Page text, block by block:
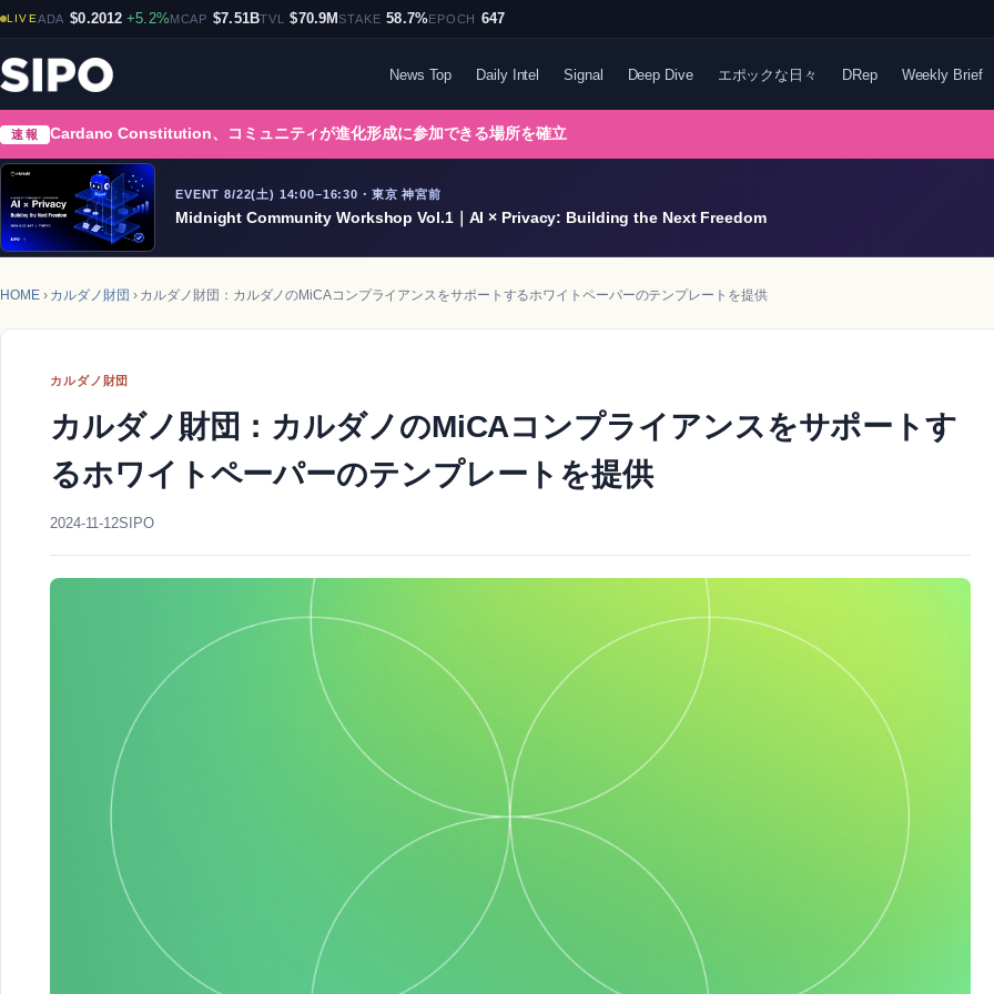
LIVEADA $0.2012 +5.2%MCAP $7.51BTVL $70.9MSTAKE 58.7%EPOCH 647
News Top Daily Intel Signal Deep Dive エポックな日々 DRep Weekly Brief
速報 Cardano Constitution、コミュニティが進化形成に参加できる場所を確立
EVENT 8/22(土) 14:00–16:30・東京 神宮前
Midnight Community Workshop Vol.1｜AI × Privacy: Building the Next Freedom
HOME› カルダノ財団 › カルダノ財団：カルダノのMiCAコンプライアンスをサポートするホワイトペーパーのテンプレートを提供
カルダノ財団
カルダノ財団：カルダノのMiCAコンプライアンスをサポートす
るホワイトペーパーのテンプレートを提供
2024-11-12SIPO